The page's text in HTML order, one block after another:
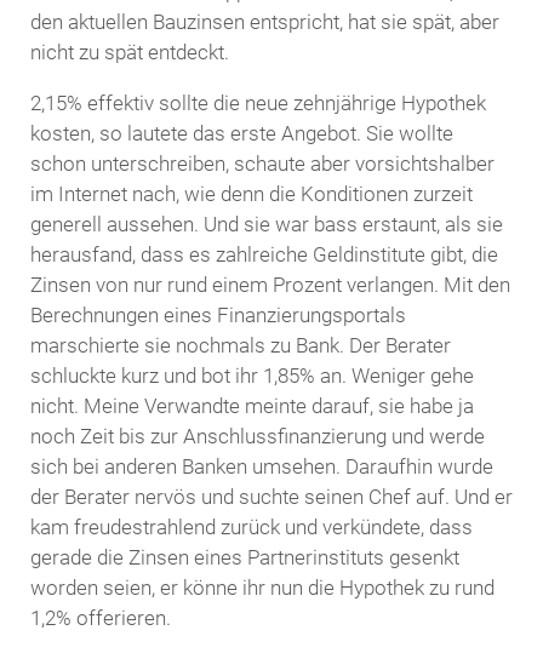
den aktuellen Bauzinsen entspricht, hat sie spät, aber
nicht zu spät entdeckt.
2,15% effektiv sollte die neue zehnjährige Hypothek
kosten, so lautete das erste Angebot. Sie wollte
schon unterschreiben, schaute aber vorsichtshalber
im Internet nach, wie denn die Konditionen zurzeit
generell aussehen. Und sie war bass erstaunt, als sie
herausfand, dass es zahlreiche Geldinstitute gibt, die
Zinsen von nur rund einem Prozent verlangen. Mit den
Berechnungen eines Finanzierungsportals
marschierte sie nochmals zu Bank. Der Berater
schluckte kurz und bot ihr 1,85% an. Weniger gehe
nicht. Meine Verwandte meinte darauf, sie habe ja
noch Zeit bis zur Anschlussfinanzierung und werde
sich bei anderen Banken umsehen. Daraufhin wurde
der Berater nervös und suchte seinen Chef auf. Und er
kam freudestrahlend zurück und verkündete, dass
gerade die Zinsen eines Partnerinstituts gesenkt
worden seien, er könne ihr nun die Hypothek zu rund
1,2% offerieren.